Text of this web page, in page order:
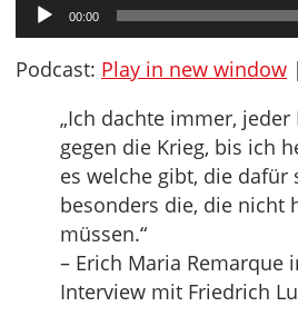
Audio-
Player
00:00
Podcast: Play in new window |
„Ich dachte immer, jeder
gegen die Krieg, bis ich
es welche gibt, die dafür
besonders die, die nicht
müssen.“
– Erich Maria Remarque
Interview mit Friedrich